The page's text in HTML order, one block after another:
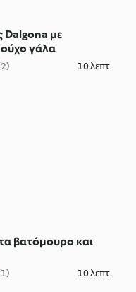
Dalgona με
γάλα
10 λεπτ.
βατόμουρο και
10 λεπτ.